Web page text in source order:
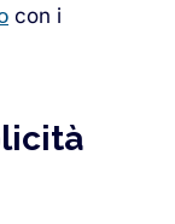
con i